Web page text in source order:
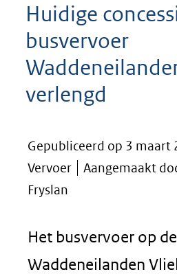
Huidige
busvervoer
verlengd
Gepubliceerd op 3 maart
Vervoer
Aangemaakt
Fryslan
Het busvervoer op de
Waddeneilanden